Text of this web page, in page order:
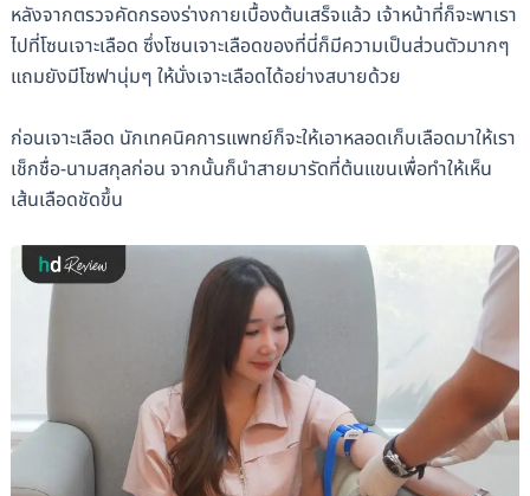
หลังจากตรวจคัดกรองร่างกายเบื้องต้นเสร็จแล้ว เจ้าหน้าที่ก็จะพาเรา
ไปที่โซนเจาะเลือด ซึ่งโซนเจาะเลือดของที่นี่ก็มีความเป็นส่วนตัวมากๆ
แถมยังมีโซฟานุ่มๆ ให้นั่งเจาะเลือดได้อย่างสบายด้วย
ก่อนเจาะเลือด นักเทคนิคการแพทย์ก็จะให้เอาหลอดเก็บเลือดมาให้เรา
เช็กชื่อ-นามสกุลก่อน จากนั้นก็นำสายมารัดที่ต้นแขนเพื่อทำให้เห็น
เส้นเลือดชัดขึ้น